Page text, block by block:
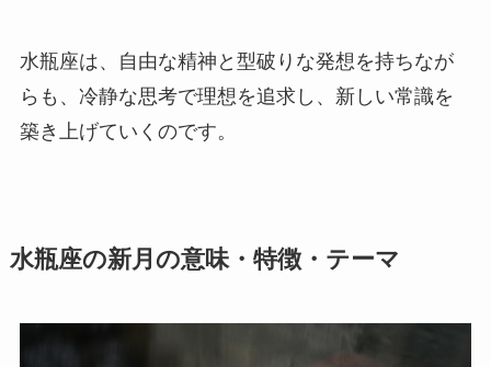
水瓶座は、自由な精神と型破りな発想を持ちなが
らも、冷静な思考で理想を追求し、新しい常識を
築き上げていくのです。
水瓶座の新月の意味・特徴・テーマ